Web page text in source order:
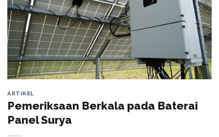
ARTIKEL
Pemeriksaan Berkala pada Baterai
Panel Surya